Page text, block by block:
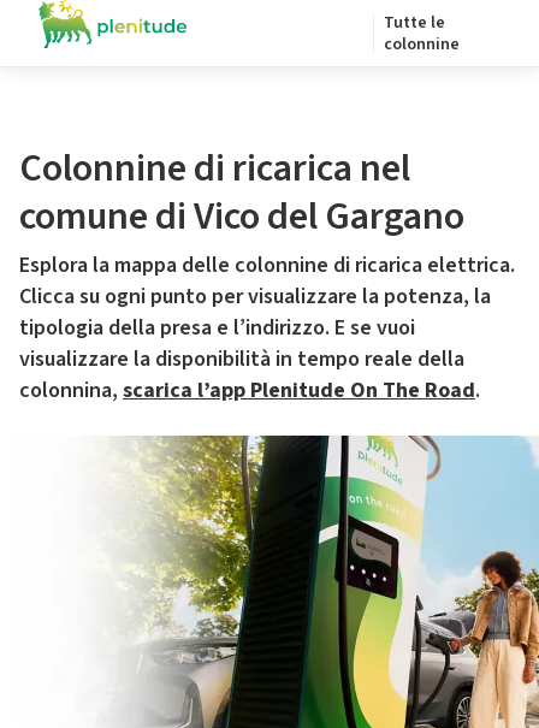
Tutte le
colonnine
Colonnine di ricarica nel
comune di Vico del Gargano
Esplora la mappa delle colonnine di ricarica elettrica.
Clicca su ogni punto per visualizzare la potenza, la
tipologia della presa e l’indirizzo. E se vuoi
visualizzare la disponibilità in tempo reale della
colonnina, scarica l’app Plenitude On The Road.